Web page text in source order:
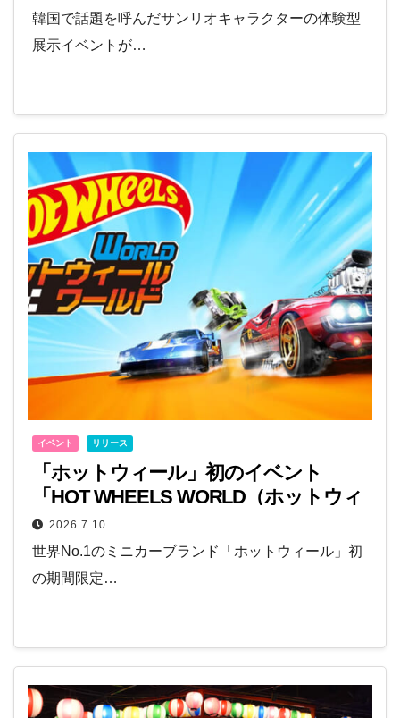
韓国で話題を呼んだサンリオキャラクターの体験型
展示イベントが…
イベント リリース
「ホットウィール」初のイベント
「HOT WHEELS WORLD（ホットウィ
ール ワールド）」が東京・池袋で開
催！
2026.7.10
世界No.1のミニカーブランド「ホットウィール」初
の期間限定…